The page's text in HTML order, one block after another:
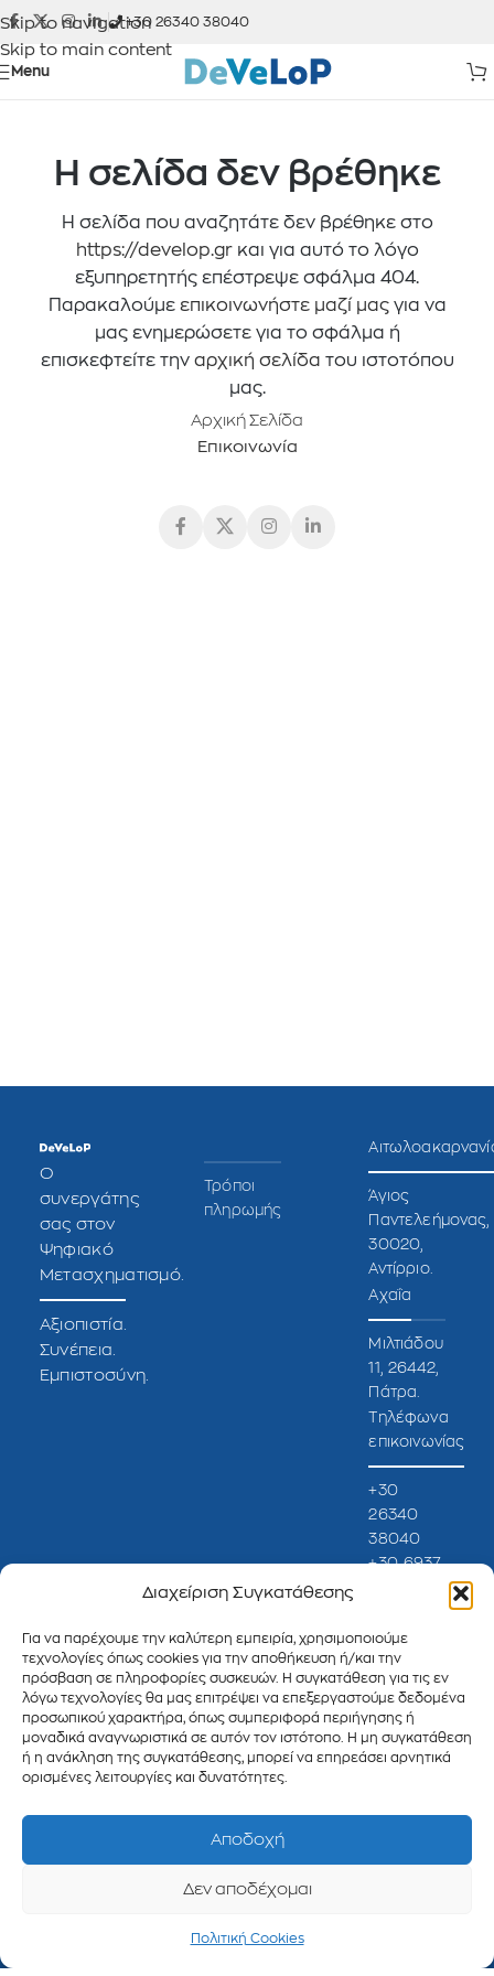
Διαχείριση Συγκατάθεσης
Για να παρέχουμε την καλύτερη εμπειρία, χρησιμοποιούμε
τεχνολογίες όπως cookies για την αποθήκευση ή/και την
πρόσβαση σε πληροφορίες συσκευών. Η συγκατάθεση για τις εν
λόγω τεχνολογίες θα μας επιτρέψει να επεξεργαστούμε δεδομένα
προσωπικού χαρακτήρα, όπως συμπεριφορά περιήγησης ή
μοναδικά αναγνωριστικά σε αυτόν τον ιστότοπο. Η μη συγκατάθεση
ή η ανάκληση της συγκατάθεσης, μπορεί να επηρεάσει αρνητικά
ορισμένες λειτουργίες και δυνατότητες.
Αποδοχή
Δεν αποδέχομαι
Πολιτική Cookies
Skip to navigation
Skip to main content
+30 26340 38040
Menu
Η σελίδα δεν βρέθηκε
Η σελίδα που αναζητάτε δεν βρέθηκε στο
https://develop.grκαι για αυτό το λόγο
εξυπηρετητής επέστρεψε σφάλμα 404.
Παρακαλούμεεπικοινωνήστε μαζί μαςγια να
μας ενημερώσετε για το σφάλμα ή
επισκεφτείτε την αρχική σελίδα του ιστοτόπου
μας.
Αρχική Σελίδα
Επικοινωνία
O
συνεργάτης
σας στον
Ψηφιακό
Μετασχηματισμό.
Αξιοπιστία.
Συνέπεια.
Εμπιστοσύνη.
Τρόποι
πληρωμής
Άγιος
Παντελεήμονας,
30020,
Αντίρριο.
Αχαΐα
Μιλτιάδου
11, 26442,
Πάτρα.
Τηλέφωνα
επικοινωνίας
+30
26340
38040
+30 6937
λειτουργίας
Δευτέρα
Παρασκευή
09:00 -